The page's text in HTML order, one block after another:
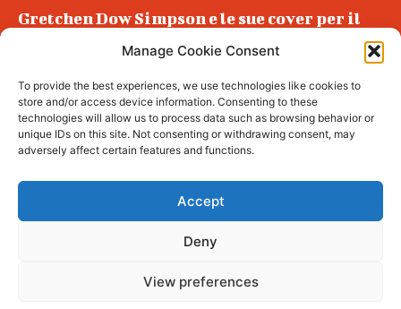
Manage Cookie Consent
To provide the best experiences, we use technologies like cookies to
store and/or access device information. Consenting to these
technologies will allow us to process data such as browsing behavior or
unique IDs on this site. Not consenting or withdrawing consent, may
adversely affect certain features and functions.
Accept
Deny
View preferences
Gretchen Dow Simpson e le sue cover per il
Podlech, il Cile lo ha condannato
all’ergastolo
Era ubriaca…
© tagDiv - All rights reserved. Made with
complete News Portal about living, lifestyle,
fashion and wellness. Take your time and